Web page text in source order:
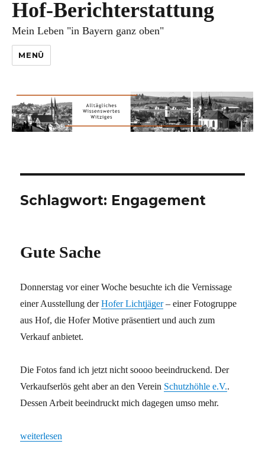
Hof-Berichterstattung
Mein Leben "in Bayern ganz oben"
MENÜ
Schlagwort: Engagement
Gute Sache
Donnerstag vor einer Woche besuchte ich die Vernissage
einer Ausstellung derHofer Lichtjäger– einer Fotogruppe
aus Hof, die Hofer Motive präsentiert und auch zum
Verkauf anbietet.
Die Fotos fand ich jetzt nicht soooo beeindruckend. Der
Verkaufserlös geht aber an den Verein Schutzhöhle e.V..
Dessen Arbeit beeindruckt mich dagegen umso mehr.
„Gute Sache“
weiterlesen